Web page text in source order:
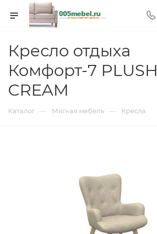
Кресло отдыха
Комфорт-7 PLUSH
CREAM
Каталог — Мягкая мебель — Кресла